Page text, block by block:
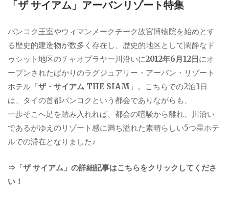
「ザ サイアム」アーバンリゾート特集
バンコク王室やウィマンメークチーク故宮博物院を始めとす
る歴史的建造物が数多く存在し、歴史的地区として閑静なド
ゥシット地区のチャオプラヤー川沿いに2012年6月12日にオ
ープンされたばかりのラグジュアリー・アーバン・リゾート
ホテル「ザ・サイアム THE SIAM 」。こちらでの2泊3日
は、タイの首都バンコクという都会でありながらも、
一歩そこへ足を踏み入れれば、都会の喧騒から離れ、川沿い
であるがゆえのリゾート感に満ち溢れた素晴らしい5つ星ホテ
ルでの滞在となりました♪
⇒「ザ サイアム」の詳細記事はこちらをクリックしてくださ
い！